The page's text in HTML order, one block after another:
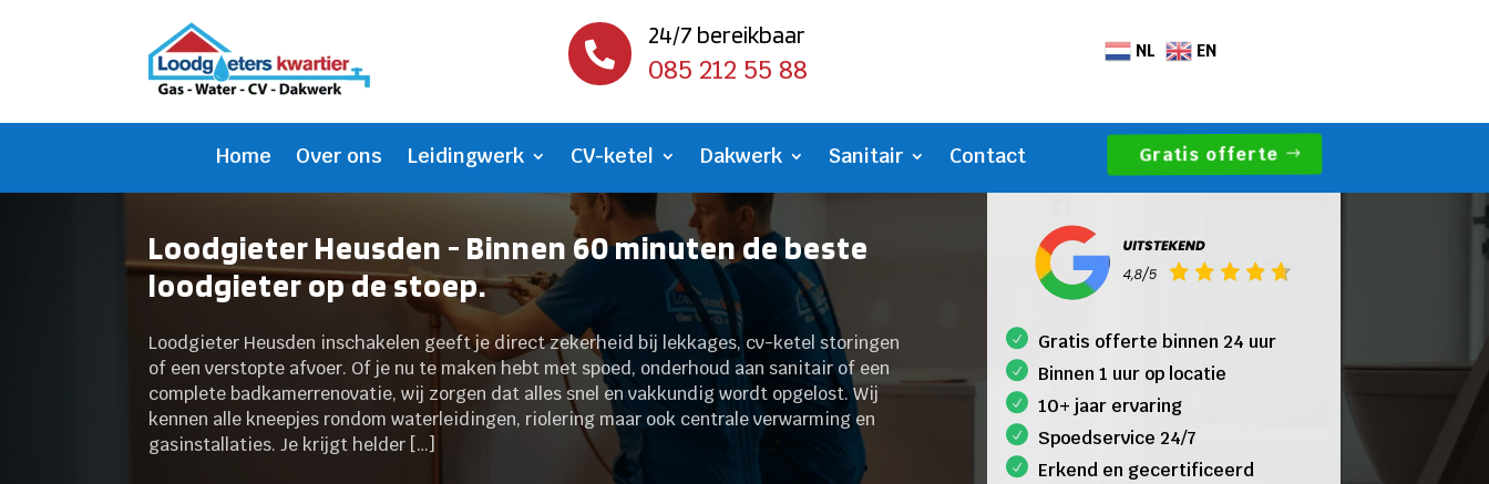

24/7 bereikbaar
085 212 55 88
NL EN
Home Over ons Leidingwerk CV-ketel Dakwerk Sanitair Contact Gratis offerte
Loodgieter Heusden - Binnen 60 minuten de beste
loodgieter op de stoep.
Loodgieter Heusden inschakelen geeft je direct zekerheid bij lekkages, cv-ketel storingen
of een verstopte afvoer. Of je nu te maken hebt met spoed, onderhoud aan sanitair of een
complete badkamerrenovatie, wij zorgen dat alles snel en vakkundig wordt opgelost. Wij
kennen alle kneepjes rondom waterleidingen, riolering maar ook centrale verwarming en
gasinstallaties. Je krijgt helder […]
Gratis offerte binnen 24 uur
Binnen 1 uur op locatie
10+ jaar ervaring
Spoedservice 24/7
Erkend en gecertificeerd